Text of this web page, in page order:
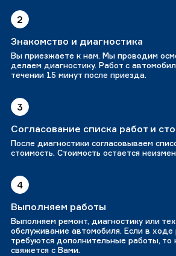
2
Знакомство и диагностика
Вы приезжаете к нам. Мы проводим
делаем диагностику. Работ с
течении 15 минут после приезда.
3
Согласование списка работ и
После диагностики согласовываем
стоимость. Стоимость остается
4
Выполняем работы
Выполняем ремонт, диагностику или
обслуживание автомобиля. Если в ходе
требуются дополнительные работы,
свяжется с Вами.